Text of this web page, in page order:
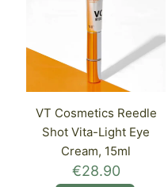
VT Cosmetics Reedle
Shot Vita-Light Eye
Cream, 15ml
€28.90